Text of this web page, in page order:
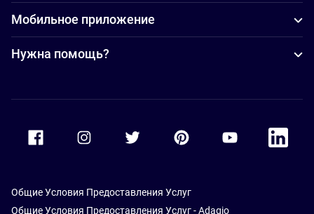
Мобильное приложение
Нужна помощь?
Accor Youtube
Accor
Общие Условия Предоставления Услуг
Общие Условия Предоставления Услуг - Adagio